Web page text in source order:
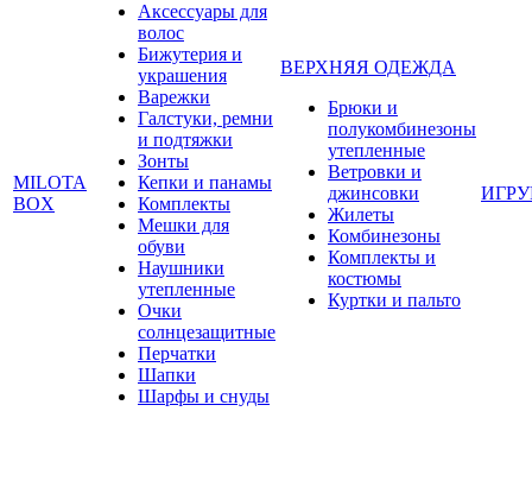
MILOTA
BOX
Аксессуары для
волос
Бижутерия и
украшения
Варежки
Галстуки, ремни
и подтяжки
Зонты
Кепки и панамы
Комплекты
Мешки для
обуви
Наушники
утепленные
Очки
солнцезащитные
Перчатки
Шапки
Шарфы и снуды
ВЕРХНЯЯ ОДЕЖДА
Брюки и
полукомбинезоны
утепленные
Ветровки и
джинсовки
Жилеты
Комбинезоны
Комплекты и
костюмы
Куртки и пальто